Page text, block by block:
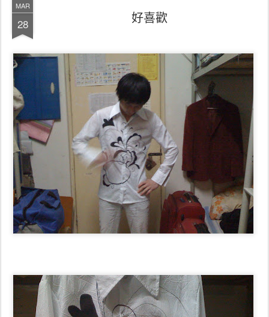
MAR
28 好喜歡